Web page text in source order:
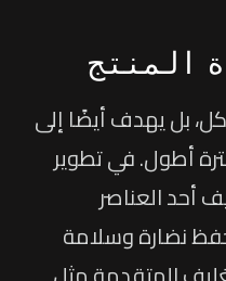
المنتج
بل يهدف أيضًا إلى
أطول. في تطوير
أحد العناصر
نضارة وسلامة